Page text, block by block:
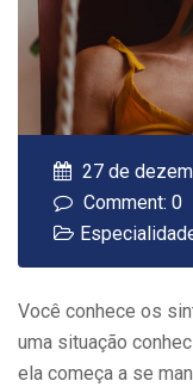
27 de
Comment: 0
Você conhece os
uma situação
ela começa a se